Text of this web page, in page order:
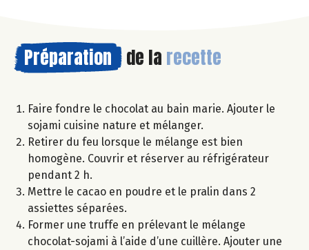
Préparation de la recette
Faire fondre le chocolat au bain marie. Ajouter le
sojami cuisine nature et mélanger.
Retirer du feu lorsque le mélange est bien
homogène. Couvrir et réserver au réfrigérateur
pendant 2 h.
Mettre le cacao en poudre et le pralin dans 2
assiettes séparées.
Former une truffe en prélevant le mélange
chocolat-sojami à l’aide d’une cuillère. Ajouter une